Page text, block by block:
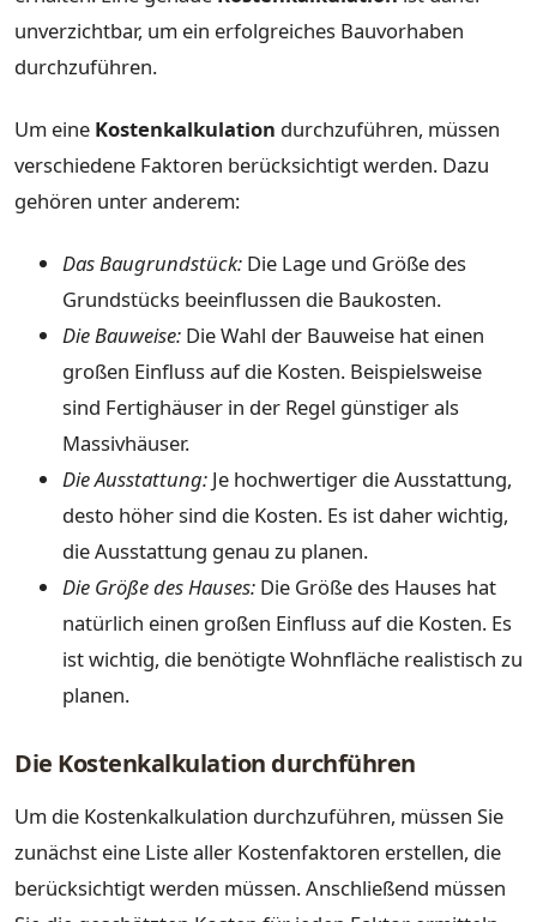
unverzichtbar, um ein erfolgreiches Bauvorhaben
durchzuführen.
Um eine Kostenkalkulation durchzuführen, müssen
verschiedene Faktoren berücksichtigt werden. Dazu
gehören unter anderem:
Das Baugrundstück: Die Lage und Größe des
Grundstücks beeinflussen die Baukosten.
Die Bauweise: Die Wahl der Bauweise hat einen
großen Einfluss auf die Kosten. Beispielsweise
sind Fertighäuser in der Regel günstiger als
Massivhäuser.
Die Ausstattung: Je hochwertiger die Ausstattung,
desto höher sind die Kosten. Es ist daher wichtig,
die Ausstattung genau zu planen.
Die Größe des Hauses: Die Größe des Hauses hat
natürlich einen großen Einfluss auf die Kosten. Es
ist wichtig, die benötigte Wohnfläche realistisch zu
planen.
Die Kostenkalkulation durchführen
Um die Kostenkalkulation durchzuführen, müssen Sie
zunächst eine Liste aller Kostenfaktoren erstellen, die
berücksichtigt werden müssen. Anschließend müssen